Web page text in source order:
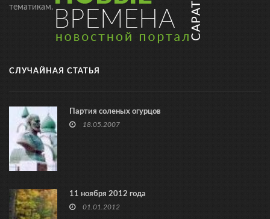
тематикам.
СЛУЧАЙНАЯ СТАТЬЯ
Партия соленых огурцов
18.05.2007
11 ноября 2012 года
01.01.2012